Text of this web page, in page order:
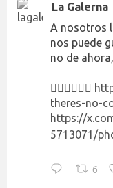
La Galerna
A nosotros
nos puede
no de
👉🏻👉🏻👉🏻
theres-no-
https://
5713071/
6